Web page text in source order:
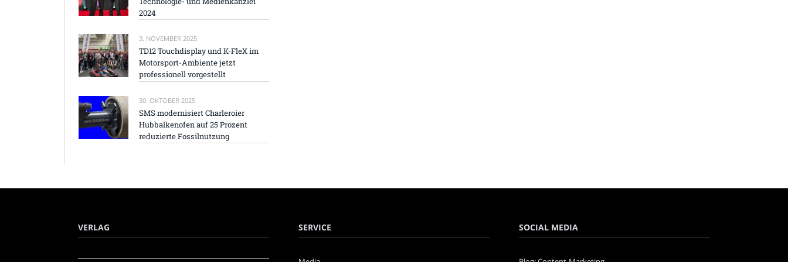
2024
3. NOVEMBER 2025
TD12 Touchdisplay und K-FleX im
Motorsport-Ambiente jetzt
professionell vorgestellt
30. OKTOBER 2025
SMS modernisiert Charleroier
Hubbalkenofen auf 25 Prozent
reduzierte Fossilnutzung
VERLAG SERVICE SOCIAL MEDIA